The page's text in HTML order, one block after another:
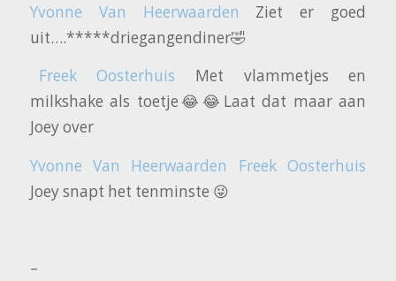
Yvonne Van Heerwaarden Ziet er goed
uit….*****driegangendiner🤣
Freek Oosterhuis Met vlammetjes en
milkshake als toetje😂😂Laat dat maar aan
Joey over
Yvonne Van Heerwaarden Freek Oosterhuis
Joey snapt het tenminste 😜
–